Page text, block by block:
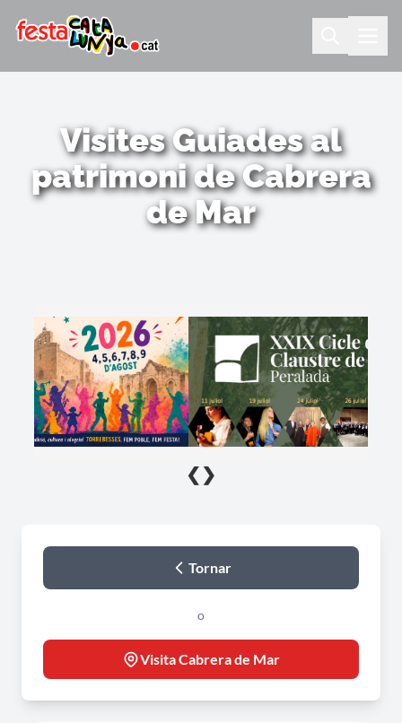
Visites Guiades al
patrimoni de Cabrera
de Mar
❮ ❯
Tornar
o
Visita Cabrera de Mar